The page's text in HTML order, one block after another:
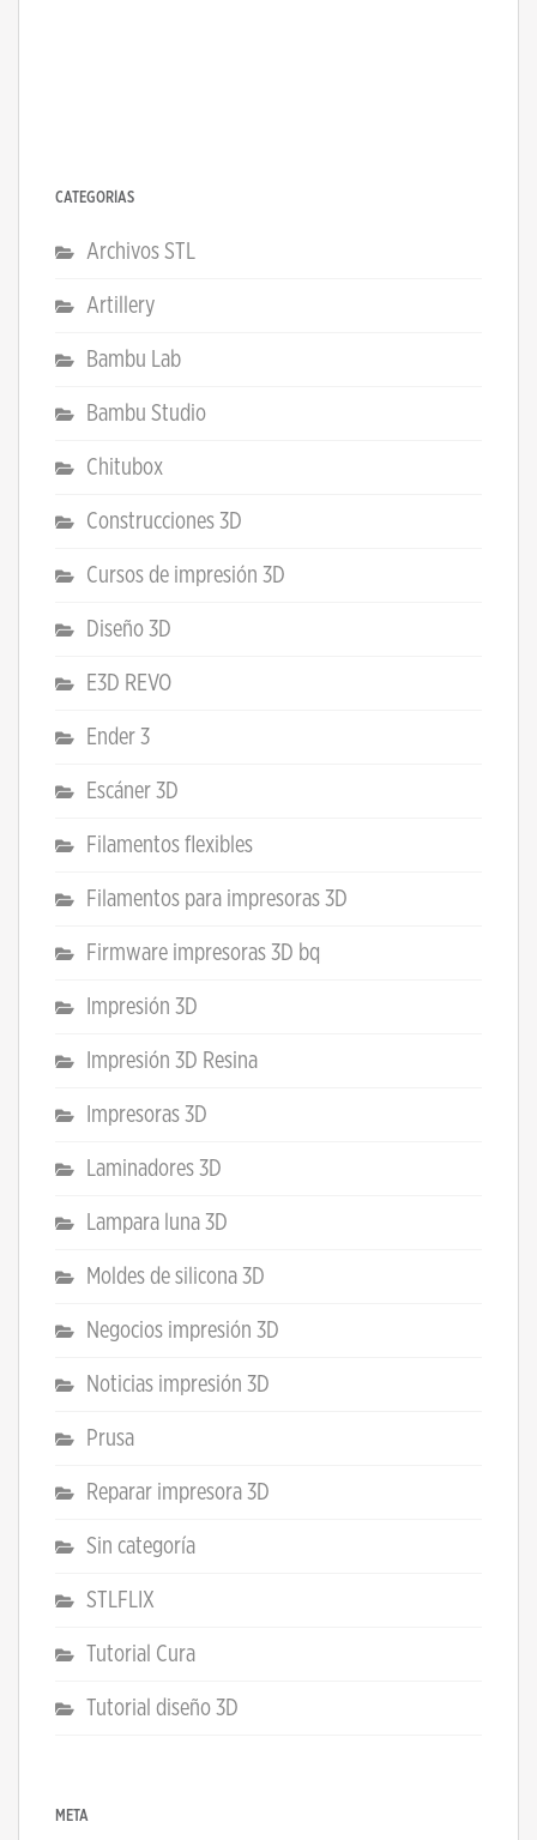
CATEGORÍAS
Archivos STL
Artillery
Bambu Lab
Bambu Studio
Chitubox
Construcciones 3D
Cursos de impresión 3D
Diseño 3D
E3D REVO
Ender 3
Escáner 3D
Filamentos flexibles
Filamentos para impresoras 3D
Firmware impresoras 3D bq
Impresión 3D
Impresión 3D Resina
Impresoras 3D
Laminadores 3D
Lampara luna 3D
Moldes de silicona 3D
Negocios impresión 3D
Noticias impresión 3D
Prusa
Reparar impresora 3D
Sin categoría
STLFLIX
Tutorial Cura
Tutorial diseño 3D
META